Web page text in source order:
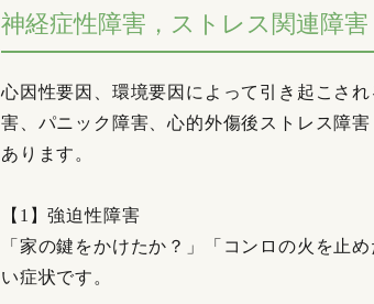
神経症性障害，ストレス関連障害
心因性要因、環境要因によって引き起こさ
害、パニック障害、心的外傷後ストレス障
あります。
【1】強迫性障害
「家の鍵をかけたか？」「コンロの火を止
い症状です。